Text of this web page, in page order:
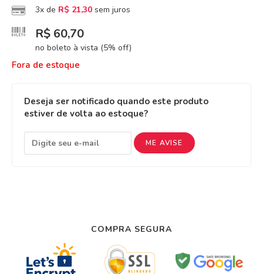
3x de R$ 21,30 sem juros
R$ 60,70
no boleto à vista (5% off)
Fora de estoque
Deseja ser notificado quando este produto
estiver de volta ao estoque?
ME AVISE
COMPRA SEGURA